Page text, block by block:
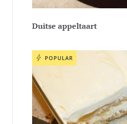
Duitse appeltaart
POPULAR